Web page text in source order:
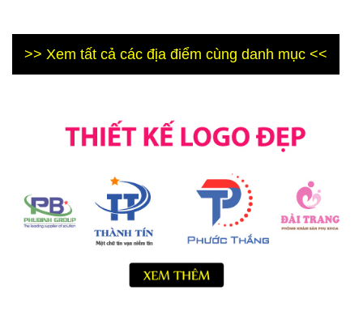
>> Xem tất cả các địa điểm cùng danh mục <<